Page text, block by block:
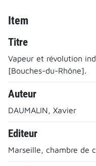
Item
Titre
Vapeur et révolution
[Bouches-du-Rhône].
Auteur
DAUMALIN, Xavier
Editeur
Marseille, chambre de